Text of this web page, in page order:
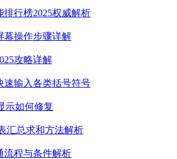
排行榜2025权威解析
幕操作步骤详解
攻略详解
速输入各类括号符号
示如何修复
汇总求和方法解析
流程与条件解析